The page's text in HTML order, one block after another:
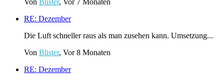
RE: Dezember
Die Luft schneller raus als man zusehen kann. Umsetzung...
Von Blister, Vor 8 Monaten
RE: Dezember